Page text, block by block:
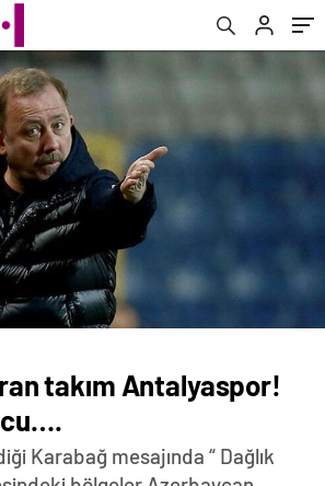
takım Antalyaspor!
Karabağ mesajında “ Dağlık